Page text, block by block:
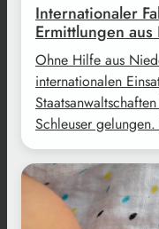
Internationaler
Ermittlungen aus
Ohne Hilfe aus
internationalen
Schleuser